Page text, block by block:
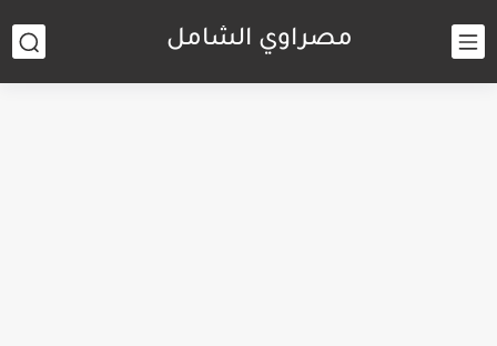
مصراوي الشامل